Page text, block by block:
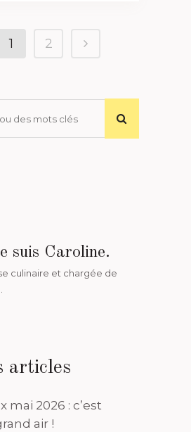
1 2
suis Caroline.
culinaire et chargée de
articles
mai 2026 : c’est
air !